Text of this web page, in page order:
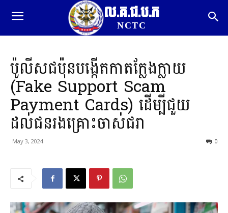
ល.គ.ជ.ប.ភ
NCTC
ប៉ូលីសជប៉ុនបង្កើតកាតក្លែងក្លាយ
(Fake Support Scam
Payment Cards) ដើម្បីជួយ
ដល់ជនរងគ្រោះចាស់ជរា
May 3, 2024 0